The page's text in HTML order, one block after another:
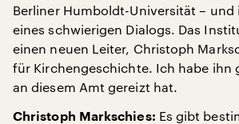
Berliner Humboldt-Universität – und
eines schwierigen Dialogs. Das
einen neuen Leiter, Christoph
für Kirchengeschichte. Ich habe ihn
an diesem Amt gereizt hat.
Christoph Markschies: Es gibt